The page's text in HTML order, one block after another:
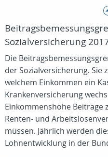
Sozialversicherung
Die
der Sozialversicherung. Sie
welchem Einkommen ein
Krankenversicherung
Einkommenshöhe Beiträge
Renten- und
müssen. Jährlich werden
Lohnentwicklung in der